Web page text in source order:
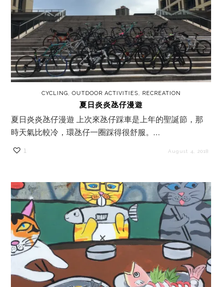
CYCLING, OUTDOOR ACTIVITIES, RECREATION
夏日炎炎氹仔漫遊
夏日炎炎氹仔漫遊 上次來氹仔踩車是上年的聖誕節，那
時天氣比較冷，環氹仔一圈踩得很舒服。…
1 August 4, 2018